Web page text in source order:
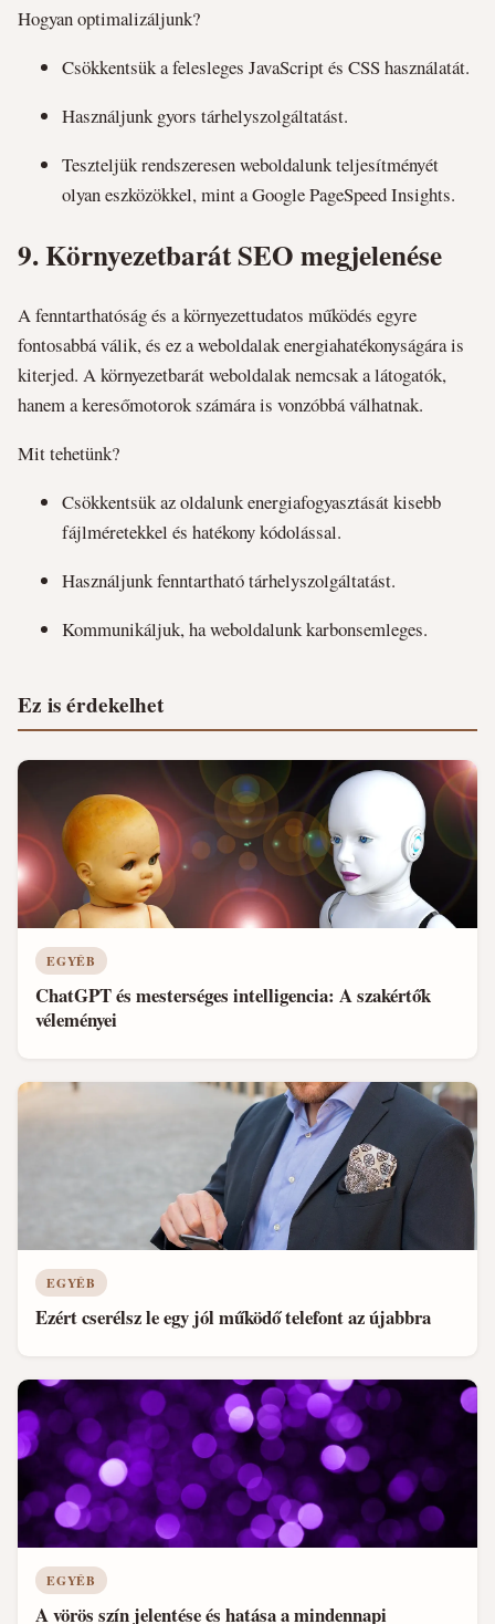
Hogyan optimalizáljunk?
Csökkentsük a felesleges JavaScript és CSS használatát.
Használjunk gyors tárhelyszolgáltatást.
Teszteljük rendszeresen weboldalunk teljesítményét
olyan eszközökkel, mint a Google PageSpeed Insights.
9.Környezetbarát SEO megjelenése
A fenntarthatóság és a környezettudatos működés egyre
fontosabbá válik, és ez a weboldalak energiahatékonyságára is
kiterjed. A környezetbarát weboldalak nemcsak a látogatók,
hanem a keresőmotorok számára is vonzóbbá válhatnak.
Mit tehetünk?
Csökkentsük az oldalunk energiafogyasztását kisebb
fájlméretekkel és hatékony kódolással.
Használjunk fenntartható tárhelyszolgáltatást.
Kommunikáljuk, ha weboldalunk karbonsemleges.
Ez is érdekelhet
EGYÉB
ChatGPT és mesterséges intelligencia: A szakértők
véleményei
EGYÉB
Ezért cserélsz le egy jól működő telefont az újabbra
EGYÉB
A vörös szín jelentése és hatása a mindennapi